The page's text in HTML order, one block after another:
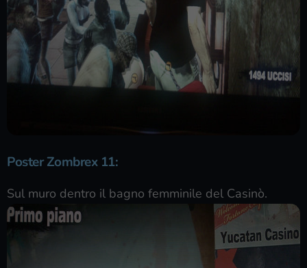
Poster Zombrex 11:
Sul muro dentro il bagno femminile del Casinò.